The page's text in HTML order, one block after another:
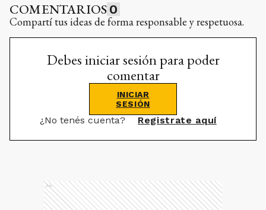
COMENTARIOS 0
Compartí tus ideas de forma responsable y respetuosa.
Debes iniciar sesión para poder
comentar
INICIAR
SESIÓN
¿No tenés cuenta? Registrate aquí
Ads